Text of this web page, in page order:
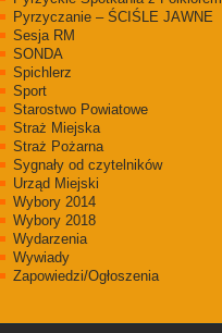
Pyrzyczanie – ŚCIŚLE JAWNE
Sesja RM
SONDA
Spichlerz
Sport
Starostwo Powiatowe
Straż Miejska
Straż Pożarna
Sygnały od czytelników
Urząd Miejski
Wybory 2014
Wybory 2018
Wydarzenia
Wywiady
Zapowiedzi/Ogłoszenia